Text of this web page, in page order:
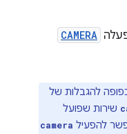
CAMERA
להגבלות של
שירות שפועל
להפעיל camera